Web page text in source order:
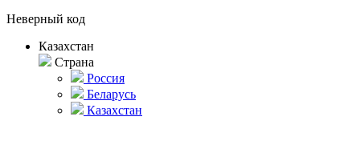
Неверный код
Казахстан
Страна
Россия
Беларусь
Казахстан